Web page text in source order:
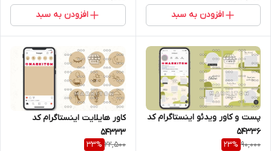
افزودن به سبد افزودن به سبد
پست و کاور ویدئو اینستاگرام کد
54336
90,000
23%
کاور هایلایت اینستاگرام کد
54333
22,500
33%